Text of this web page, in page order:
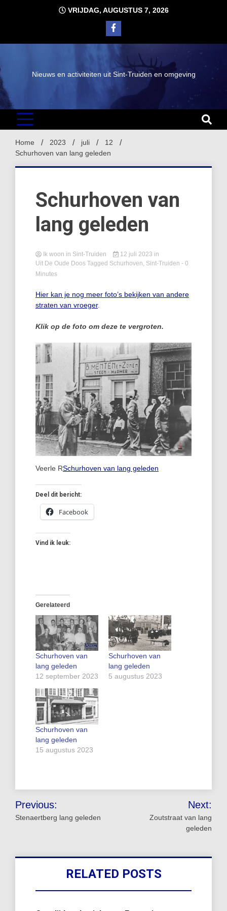
VRIJDAG, AUGUSTUS 7, 2026
Nieuws en activiteiten uit Sint-Truiden en omgeving
Home 2023 juli
12
Schurhoven van lang geleden
Schurhoven van
lang geleden
Ik woon in Sint-Truiden 12 juli 2023 in
Uit De Oude Doos Tagged Schurhoven, Sint-Truiden - 0
Minutes
Hier kan je nog meer foto’s bekijken van andere
straten van vroeger.
Klik op de foto om deze te vergroten.
Veerle RSchurhoven van lang geleden
Deel dit bericht:
Facebook
Vind ik leuk:
Gerelateerd
Schurhoven van
lang geleden
12 september 2023
Schurhoven van
lang geleden
5 augustus 2023
Schurhoven van
lang geleden
15 augustus 2023
Bericht
navigatie
Previous:
Stenaertberg lang geleden
Next:
Zoutstraat van lang
geleden
RELATED POSTS